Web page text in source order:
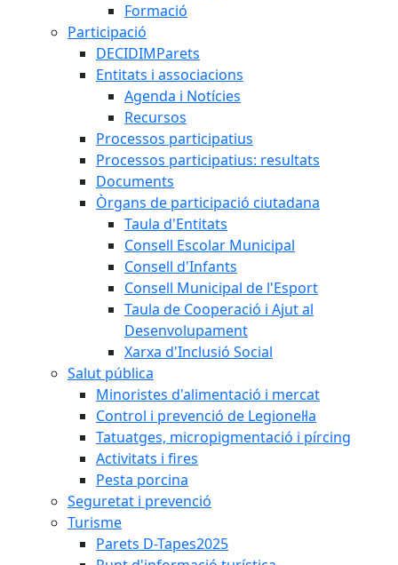
Formació
Participació
DECIDIMParets
Entitats i associacions
Agenda i Notícies
Recursos
Processos participatius
Processos participatius: resultats
Documents
Òrgans de participació ciutadana
Taula d'Entitats
Consell Escolar Municipal
Consell d'Infants
Consell Municipal de l'Esport
Taula de Cooperació i Ajut al
Desenvolupament
Xarxa d'Inclusió Social
Salut pública
Minoristes d'alimentació i mercat
Control i prevenció de Legionel·la
Tatuatges, micropigmentació i pírcing
Activitats i fires
Pesta porcina
Seguretat i prevenció
Turisme
Parets D-Tapes2025